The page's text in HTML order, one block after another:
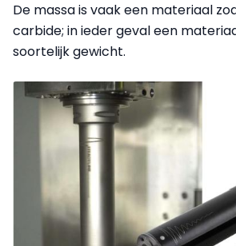
De massa is vaak een materiaal
carbide; in ieder geval een
soortelijk gewicht.